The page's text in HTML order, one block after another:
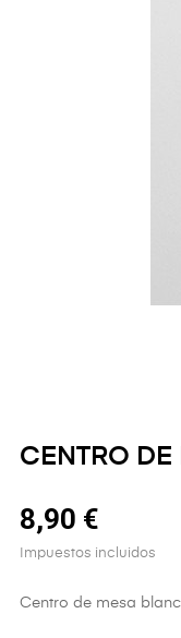
CENTRO DE
8,90 €
Impuestos incluidos
Centro de mesa